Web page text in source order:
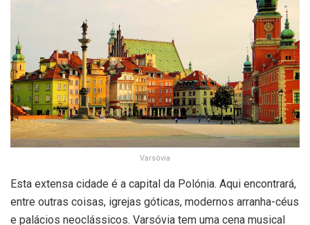
Varsóvia
Esta extensa cidade é a capital da Polónia. Aqui encontrará,
entre outras coisas, igrejas góticas, modernos arranha-céus
e palácios neoclássicos. Varsóvia tem uma cena musical